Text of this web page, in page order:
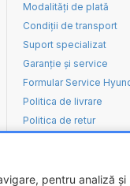
pentru analiză
Modalități de plată
Condiții de transport
Suport specializat
Garanție și service
Formular Service
Politica de livrare
Politica de retur